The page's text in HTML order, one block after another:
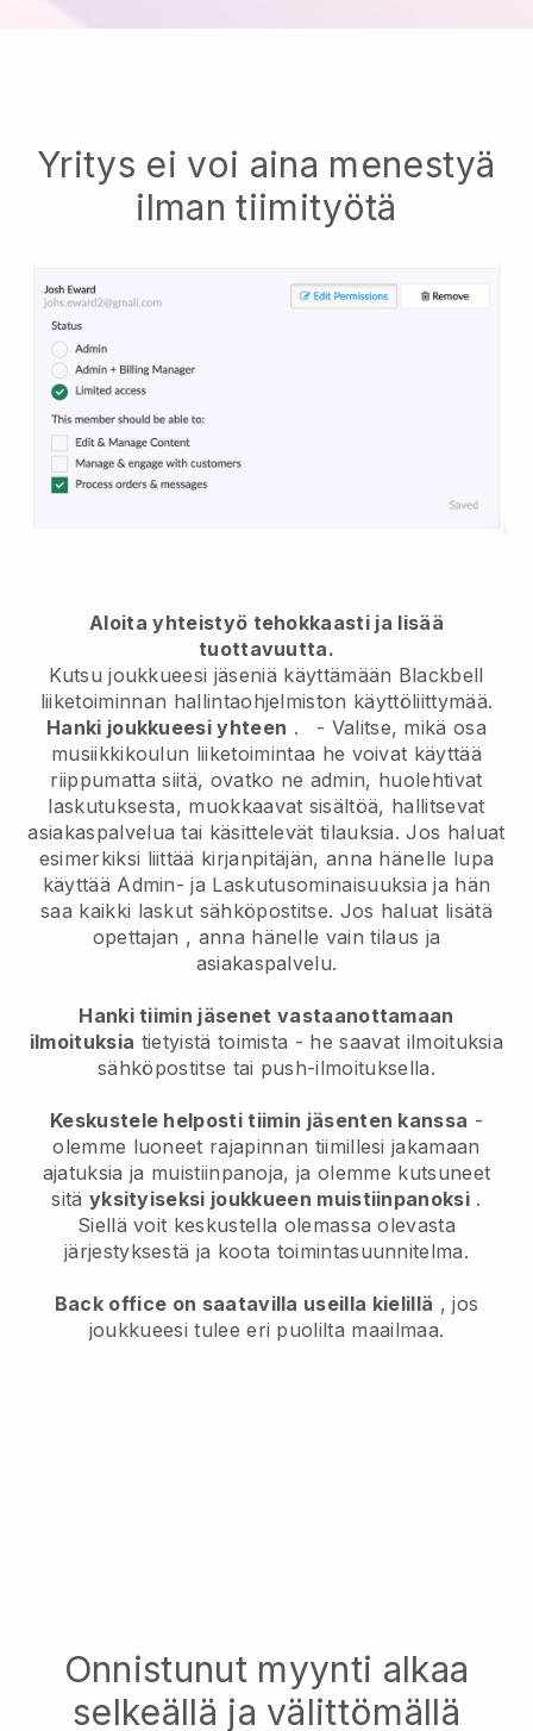
Yritys ei voi aina menestyä
ilman tiimityötä
Aloita yhteistyö tehokkaasti ja lisää
tuottavuutta.
Kutsu joukkueesi jäseniä käyttämään Blackbell
liiketoiminnan hallintaohjelmiston käyttöliittymää.
Hanki joukkueesi yhteen . - Valitse, mikä osa
musiikkikoulun liiketoimintaa he voivat käyttää
riippumatta siitä, ovatko ne admin, huolehtivat
laskutuksesta, muokkaavat sisältöä, hallitsevat
asiakaspalvelua tai käsittelevät tilauksia. Jos haluat
esimerkiksi liittää kirjanpitäjän, anna hänelle lupa
käyttää Admin- ja Laskutusominaisuuksia ja hän
saa kaikki laskut sähköpostitse. Jos haluat lisätä
opettajan , anna hänelle vain tilaus ja
asiakaspalvelu.
Hanki tiimin jäsenet vastaanottamaan
ilmoituksia tietyistä toimista - he saavat ilmoituksia
sähköpostitse tai push-ilmoituksella.
Keskustele helposti tiimin jäsenten kanssa -
olemme luoneet rajapinnan tiimillesi jakamaan
ajatuksia ja muistiinpanoja, ja olemme kutsuneet
sitä yksityiseksi joukkueen muistiinpanoksi .
Siellä voit keskustella olemassa olevasta
järjestyksestä ja koota toimintasuunnitelma.
Back office on saatavilla useilla kielillä , jos
joukkueesi tulee eri puolilta maailmaa.
Onnistunut myynti alkaa
selkeällä ja välittömällä